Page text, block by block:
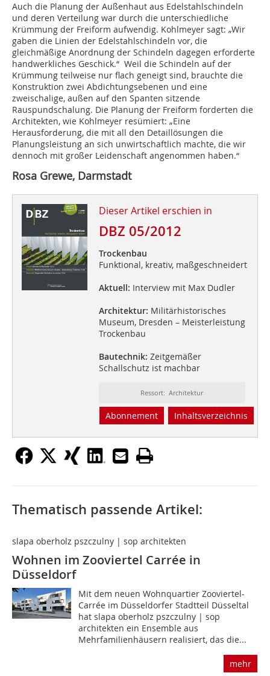
Auch die Planung der Außenhaut aus Edelstahlschindeln
und deren Verteilung war durch die unterschiedliche
Krümmung der Freiform aufwendig. Kohlmeyer sagt: „Wir
gaben die Linien der Edelstahlschindeln vor, die
gleichmäßige Anordnung der Schindeln dagegen erforderte
handwerkliches Geschick.“ Weil die Schindeln auf der
Krümmung teilweise nur flach geneigt sind, brauchte die
Konstruktion zwei Abdichtungsebenen und eine
zweischalige, außen auf den Spanten sitzende
Rauspundschalung. Die Planung der Freiform forderten die
Architekten, wie Kohlmeyer resümiert: „Eine
Herausforderung, die mit all den Detaillösungen die
Planungsleistung an sich unwirtschaftlich machte, die wir
dennoch mit großer Leidenschaft angenommen haben.“
Rosa Grewe, Darmstadt
Dieser Artikel erschien in
DBZ 05/2012
Trockenbau
Funktional, kreativ, maßgeschneidert
Aktuell: Interview mit Max Dudler
Architektur: Militärhistorisches
Museum, Dresden – Meisterleistung
Trockenbau
Bautechnik: Zeitgemäßer
Schallschutz ist machbar
Ressort: Architektur
Abonnement Inhaltsverzeichnis
Thematisch passende Artikel:
slapa oberholz pszczulny | sop architekten
Wohnen im Zooviertel Carrée in
Düsseldorf
Mit dem neuen Wohnquartier Zooviertel-
Carrée im Düsseldorfer Stadtteil Düsseltal
hat slapa oberholz pszczulny | sop
architekten ein Ensemble aus
Mehrfamilienhäusern realisiert, das die...
mehr